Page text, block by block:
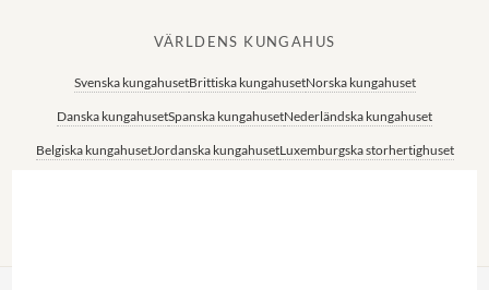
VÄRLDENS KUNGAHUS
Svenska kungahusetBrittiska kungahusetNorska kungahuset
Danska kungahusetSpanska kungahusetNederländska kungahuset
Belgiska kungahusetJordanska kungahusetLuxemburgska storhertighuset